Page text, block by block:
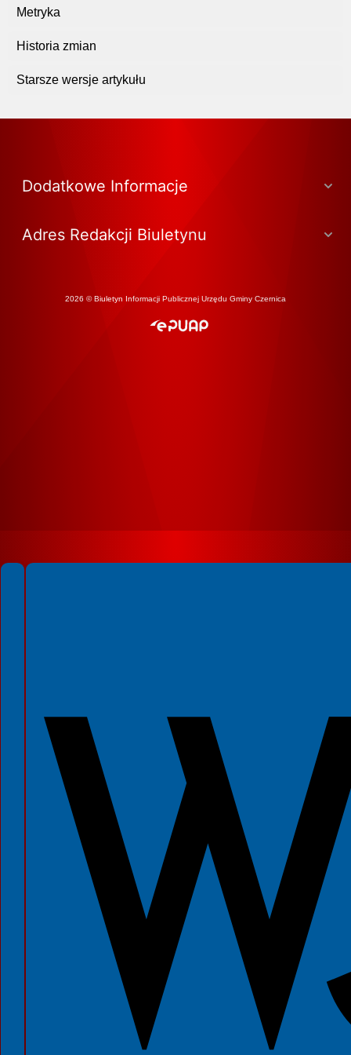
Metryka
Historia zmian
Starsze wersje artykułu
Dodatkowe Informacje
Adres Redakcji Biuletynu
2026 © Biuletyn Informacji Publicznej Urzędu Gminy Czernica
Spełniamy standardy WCAG 2.2
Spełniamy standardy W3C